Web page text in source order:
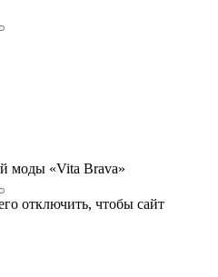
моды «Vita Brava»
отключить, чтобы сайт